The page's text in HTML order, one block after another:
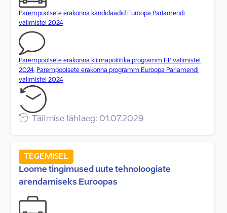
Parempoolsete erakonna kandidaadid Euroopa Parlamendi
valimistel 2024
Parempoolsete erakonna kliimapoliitika programm EP valimistel
2024, Parempoolsete erakonna programm Euroopa Parlamendi
valimistel 2024
Täitmise tähtaeg: 01.07.2029
TEGEMISEL
Loome tingimused uute tehnoloogiate
arendamiseks Euroopas